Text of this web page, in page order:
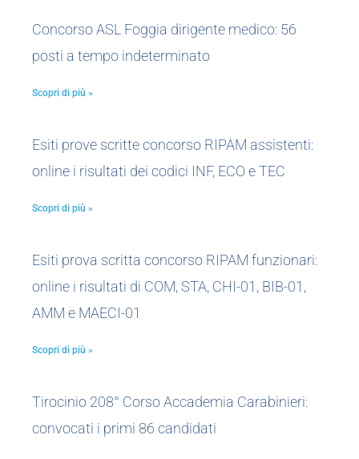
Concorso ASL Foggia dirigente medico: 56
posti a tempo indeterminato
Scopri di più »
Esiti prove scritte concorso RIPAM assistenti:
online i risultati dei codici INF, ECO e TEC
Scopri di più »
Esiti prova scritta concorso RIPAM funzionari:
online i risultati di COM, STA, CHI-01, BIB-01,
AMM e MAECI-01
Scopri di più »
Tirocinio 208° Corso Accademia Carabinieri:
convocati i primi 86 candidati